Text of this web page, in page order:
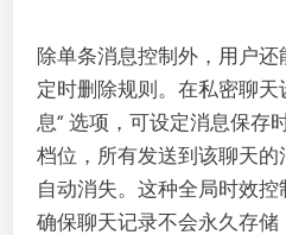
除单条消息控制外，用户
定时删除规则。在私密聊天
息” 选项，可设定消息保存
档位，所有发送到该聊天
自动消失。这种全局时效控
确保聊天记录不会永久存